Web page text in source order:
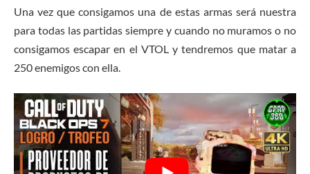
Una vez que consigamos una de estas armas será nuestra
para todas las partidas siempre y cuando no muramos o no
consigamos escapar en el VTOL y tendremos que matar a
250 enemigos con ella.